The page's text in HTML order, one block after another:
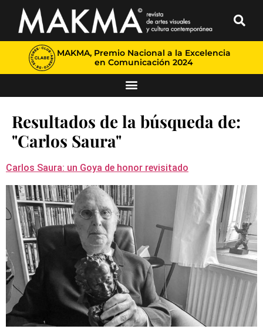
MAKMA, Premio Nacional a la Excelencia
en Comunicación 2024
Resultados de la búsqueda de:
"Carlos Saura"
Carlos Saura: un Goya de honor revisitado